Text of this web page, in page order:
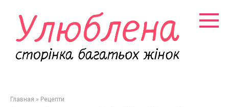
контенту
Главная » Рецепти